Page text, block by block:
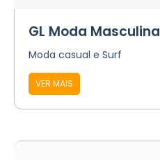
GL Moda Masculina
Moda casual e Surf
VER MAIS